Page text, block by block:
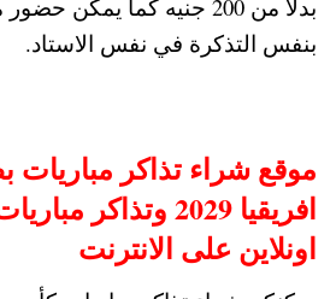
بدلا من 200 جنيه كما يمكن
بنفس التذكرة في نفس الاستاد.
موقع شراء تذاكر مباريات
افريقيا 2029
اونلاين على الانترنت